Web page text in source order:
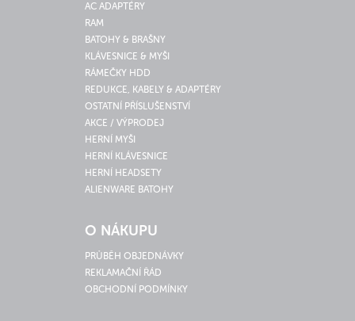
AC ADAPTÉRY
RAM
BATOHY & BRAŠNY
KLÁVESNICE & MYŠI
RÁMEČKY HDD
REDUKCE, KABELY & ADAPTÉRY
OSTATNÍ PŘÍSLUŠENSTVÍ
AKCE / VÝPRODEJ
HERNÍ MYŠI
HERNÍ KLÁVESNICE
HERNÍ HEADSETY
ALIENWARE BATOHY
O NÁKUPU
PRŮBĚH OBJEDNÁVKY
REKLAMAČNÍ ŘÁD
OBCHODNÍ PODMÍNKY